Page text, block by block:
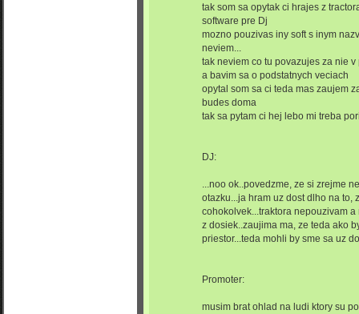
tak som sa opytak ci hrajes z
software pre Dj
mozno pouzivas iny soft s inym
neviem...
tak neviem co tu povazujes za nie v
a bavim sa o podstatnych veciach
opytal som sa ci teda mas zaujem
budes doma
tak sa pytam ci hej lebo mi treba
DJ:
...noo ok..povedzme, ze si zrejme
otazku...ja hram uz dost dlho na to,
cohokolvek...traktora nepouzivam
z dosiek..zaujima ma, ze teda ako
priestor...teda mohli by sme sa uz
Promoter:
musim brat ohlad na ludi ktory su